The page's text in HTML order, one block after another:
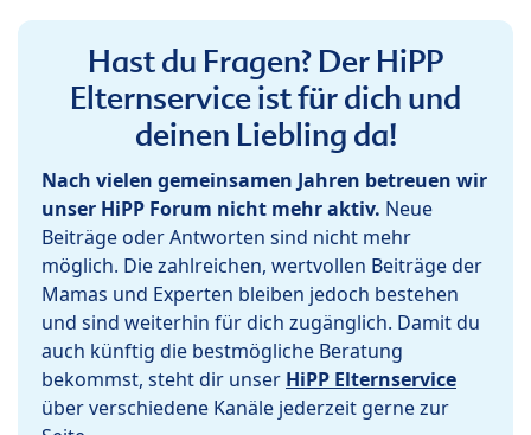
Hast du Fragen? Der HiPP
Elternservice ist für dich und
deinen Liebling da!
Nach vielen gemeinsamen Jahren betreuen wir
unser HiPP Forum nicht mehr aktiv. Neue
Beiträge oder Antworten sind nicht mehr
möglich. Die zahlreichen, wertvollen Beiträge der
Mamas und Experten bleiben jedoch bestehen
und sind weiterhin für dich zugänglich. Damit du
auch künftig die bestmögliche Beratung
bekommst, steht dir unser HiPP Elternservice
über verschiedene Kanäle jederzeit gerne zur